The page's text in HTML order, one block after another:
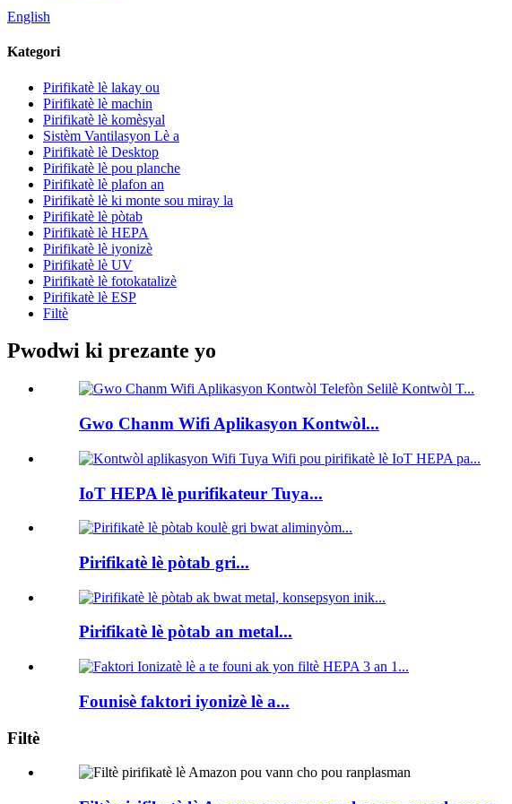
English
Kategori
Pirifikatè lè lakay ou
Pirifikatè lè machin
Pirifikatè lè komèsyal
Sistèm Vantilasyon Lè a
Pirifikatè lè Desktop
Pirifikatè lè pou planche
Pirifikatè lè plafon an
Pirifikatè lè ki monte sou miray la
Pirifikatè lè pòtab
Pirifikatè lè HEPA
Pirifikatè lè iyonizè
Pirifikatè lè UV
Pirifikatè lè fotokatalizè
Pirifikatè lè ESP
Filtè
Pwodwi ki prezante yo
Gwo Chanm Wifi Aplikasyon Kontwòl...
IoT HEPA lè purifikateur Tuya...
Pirifikatè lè pòtab gri...
Pirifikatè lè pòtab an metal...
Founisè faktori iyonizè lè a...
Filtè